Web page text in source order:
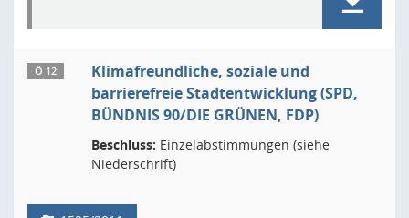
Ö 12
Klimafreundliche, soziale und
barrierefreie Stadtentwicklung (SPD,
BÜNDNIS 90/DIE GRÜNEN, FDP)
Beschluss: Einzelabstimmungen (siehe
Niederschrift)